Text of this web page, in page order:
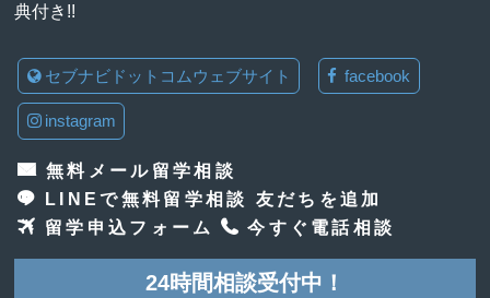
典付き!!
セブナビドットコムウェブサイト facebook
instagram
無料メール留学相談
LINEで無料留学相談 友だちを追加
留学申込フォーム
今すぐ電話相談
24時間相談受付中！